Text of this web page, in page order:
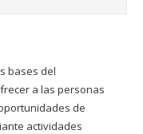
bases del
a las personas
de
actividades